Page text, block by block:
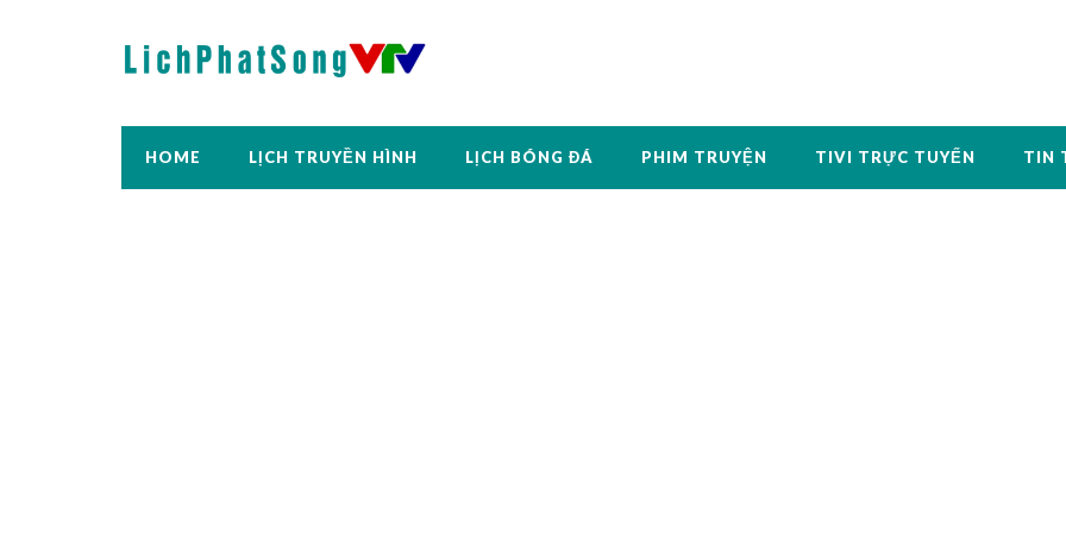
HOME LỊCH TRUYỀN HÌNH LỊCH BÓNG ĐÁ PHIM TRUYỆN TIVI TRỰC TUYẾN TIN